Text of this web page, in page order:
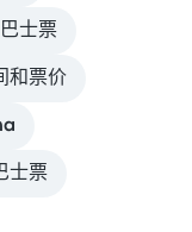
士票
和票价
士票